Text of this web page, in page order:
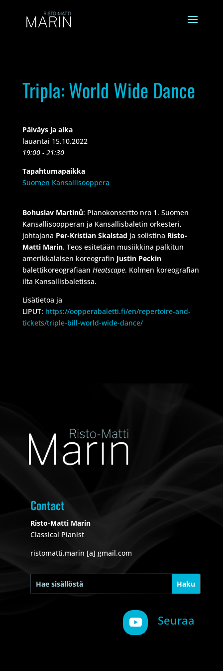
Tripla: World Wide Dance
Päiväys ja aika
lauantai 15.10.2022
19:00 - 21:30
Tapahtumapaikka
Suomen Kansallisooppera
Bohuslav Martinů: Pianokonsertto nro 1. Suomen
Kansallisoopperan ja Kansallisbaletin orkesteri,
johtajana Per-Kristian Skalstad ja solistina Risto-
Matti Marin. Teos esitetään musiikkina palkitun
amerikkalaisen koreografin Justin Peckin
balettikoreografiaan Heatscape. Kolmen koreografian
ilta Kansallisbaletissa.
Lisätietoa ja
LIPUT: https://oopperabaletti.fi/en/repertoire-and-
tickets/triple-bill-world-wide-dance/
Contact
Risto-Matti Marin
Classical Pianist
ristomatti.marin [a] gmail.com
Seuraa